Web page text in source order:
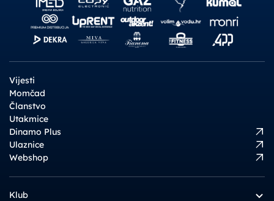
Vijesti
Momčad
Članstvo
Utakmice
Dinamo Plus
Ulaznice
Webshop
Klub